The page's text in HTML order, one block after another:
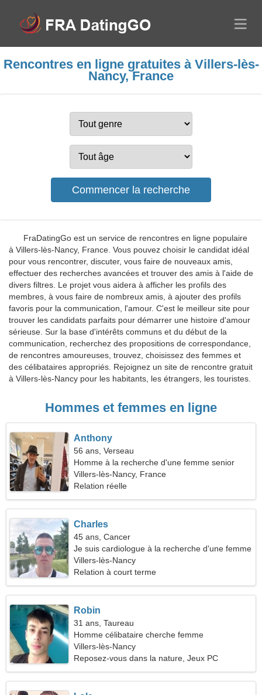
Rencontres en ligne gratuites à Villers-lès-
Nancy, France
FraDatingGo est un service de rencontres en ligne populaire
à Villers-lès-Nancy, France. Vous pouvez choisir le candidat idéal
pour vous rencontrer, discuter, vous faire de nouveaux amis,
effectuer des recherches avancées et trouver des amis à l'aide de
divers filtres. Le projet vous aidera à afficher les profils des
membres, à vous faire de nombreux amis, à ajouter des profils
favoris pour la communication, l'amour. C'est le meilleur site pour
trouver les candidats parfaits pour démarrer une histoire d'amour
sérieuse. Sur la base d'intérêts communs et du début de la
communication, recherchez des propositions de correspondance,
de rencontres amoureuses, trouvez, choisissez des femmes et
des célibataires appropriés. Rejoignez un site de rencontre gratuit
à Villers-lès-Nancy pour les habitants, les étrangers, les touristes.
Hommes et femmes en ligne
Anthony
56 ans, Verseau
Homme à la recherche d'une femme senior
Villers-lès-Nancy, France
Relation réelle
Charles
45 ans, Cancer
Je suis cardiologue à la recherche d'une femme
joueuse
Villers-lès-Nancy
Relation à court terme
Robin
31 ans, Taureau
Homme célibataire cherche femme
Villers-lès-Nancy
Reposez-vous dans la nature, Jeux PC